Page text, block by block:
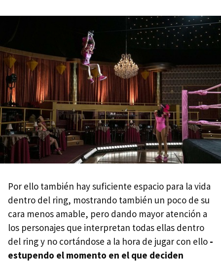
Por ello también hay suficiente espacio para la vida
dentro del ring, mostrando también un poco de su
cara menos amable, pero dando mayor atención a
los personajes que interpretan todas ellas dentro
del ring y no cortándose a la hora de jugar con ello -
estupendo el momento en el que deciden